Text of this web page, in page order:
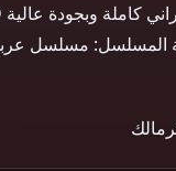
المسلسل: مسلسل